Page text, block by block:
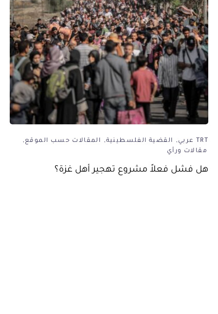
TRT عربي القضية الفلسطينية
المقالات حسب الموقع
مقالات ورأي
هل فشل فعلاً مشروع تهجير أهل غزة؟